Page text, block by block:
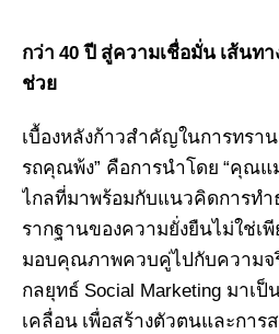
กว่า 40ปี สู่ความเชื่อมั่น เส้นทา
ช่วย
เบื้องหลังก้าวสำคัญในการทรา
รถคุณพ้ง” คือการนำโดย “คุณแ
ไกลที่มาพร้อมกับแนวคิดการทำ
รากฐานของความยั่งยืนไม่ใช่เ
มอบคุณภาพควบคู่ไปกับความจ
กลยุทธ์ Social Marketing มาเป็
เคลื่อน เพื่อสร้างตัวตนและการ